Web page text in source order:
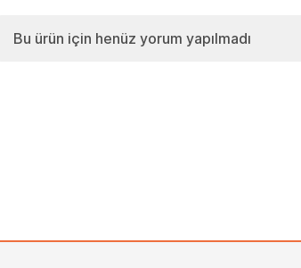
Bu ürün için henüz yorum yapılmadı